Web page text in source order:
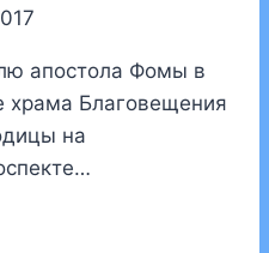
апостола Фомы в
храма Благовещения
на